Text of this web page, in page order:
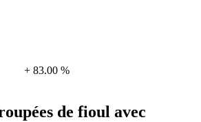
+ 83.00 %
de fioul avec